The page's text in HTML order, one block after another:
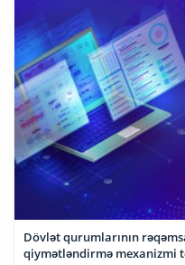
Dövlət qurumlarının
qiymətləndirmə mexanizmi